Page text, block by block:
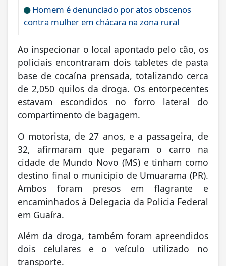
Homem é denunciado por atos obscenos
contra mulher em chácara na zona rural
Ao inspecionar o local apontado pelo cão, os
policiais encontraram dois tabletes de pasta
base de cocaína prensada, totalizando cerca
de 2,050 quilos da droga. Os entorpecentes
estavam escondidos no forro lateral do
compartimento de bagagem.
O motorista, de 27 anos, e a passageira, de
32, afirmaram que pegaram o carro na
cidade de Mundo Novo (MS) e tinham como
destino final o município de Umuarama (PR).
Ambos foram presos em flagrante e
encaminhados à Delegacia da Polícia Federal
em Guaíra.
Além da droga, também foram apreendidos
dois celulares e o veículo utilizado no
transporte.